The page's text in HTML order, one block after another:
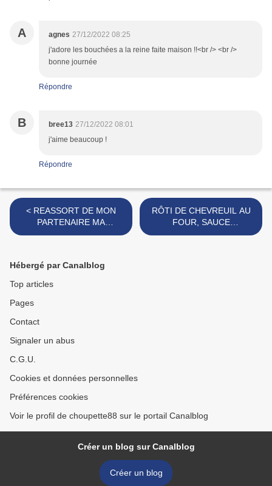
A agnes 27/12/2022 08:25
j'adore les bouchées a la reine faite maison !!<br /> <br />
bonne journée
Répondre
B bree13 27/12/2022 08:01
j'aime beaucoup !
Répondre
< REASSORT DE MON
PARTENAIRE MA
POISSONNIERE
RÔTI DE CHEVREUIL AU
FOUR, SAUCE
BORDELAISE >
Hébergé par Canalblog
Top articles
Pages
Contact
Signaler un abus
C.G.U.
Cookies et données personnelles
Préférences cookies
Voir le profil de choupette88 sur le portail Canalblog
Créer un blog sur Canalblog
Créer un blog